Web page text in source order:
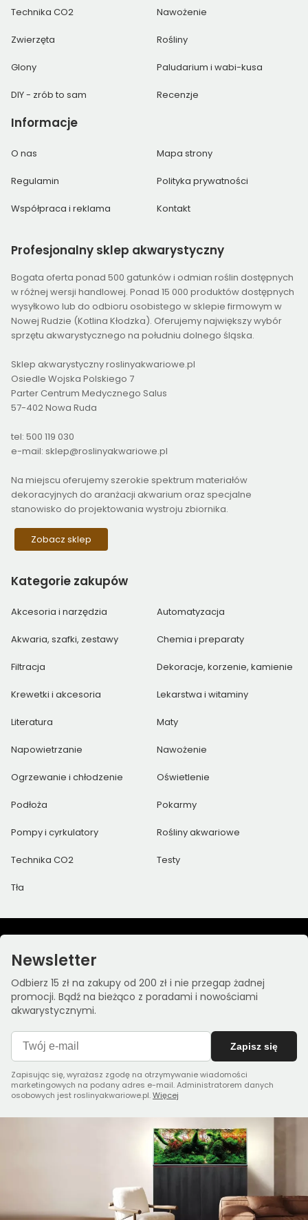
Technika CO2 Nawożenie
Zwierzęta Rośliny
Glony Paludarium i wabi-kusa
DIY - zrób to sam Recenzje
Informacje
O nas Mapa strony
Regulamin Polityka prywatności
Współpraca i reklama Kontakt
Profesjonalny sklep akwarystyczny
Bogata oferta ponad 500 gatunków i odmian roślin dostępnych
w różnej wersji handlowej. Ponad 15 000 produktów dostępnych
wysyłkowo lub do odbioru osobistego w sklepie firmowym w
Nowej Rudzie (Kotlina Kłodzka). Oferujemy największy wybór
sprzętu akwarystycznego na południu dolnego śląska.
Sklep akwarystyczny roslinyakwariowe.pl
Osiedle Wojska Polskiego 7
Parter Centrum Medycznego Salus
57-402 Nowa Ruda
tel: 500 119 030
e-mail: sklep@roslinyakwariowe.pl
Na miejscu oferujemy szerokie spektrum materiałów
dekoracyjnych do aranżacji akwarium oraz specjalne
stanowisko do projektowania wystroju zbiornika.
Zobacz sklep
Kategorie zakupów
Akcesoria i narzędzia Automatyzacja
Akwaria, szafki, zestawy Chemia i preparaty
Filtracja Dekoracje, korzenie, kamienie
Krewetki i akcesoria Lekarstwa i witaminy
Literatura Maty
Napowietrzanie Nawożenie
Ogrzewanie i chłodzenie Oświetlenie
Podłoża Pokarmy
Pompy i cyrkulatory Rośliny akwariowe
Technika CO2 Testy
Tła
Newsletter
Odbierz 15 zł na zakupy od 200 zł i nie przegap żadnej
promocji. Bądź na bieżąco z poradami i nowościami
akwarystycznymi.
Zapisz się
Zapisując się, wyrażasz zgodę na otrzymywanie wiadomości
marketingowych na podany adres e-mail. Administratorem danych
osobowych jest roslinyakwariowe.pl.Więcej